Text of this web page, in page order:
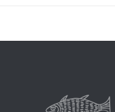
Позиція